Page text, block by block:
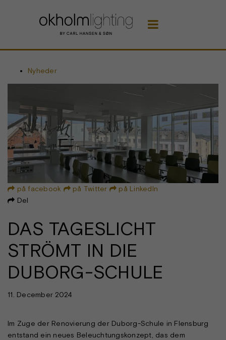

Nyheder
 på facebook på Twitter  på LinkedIn
 Del
DAS TAGESLICHT
STRÖMT IN DIE
DUBORG-SCHULE
11. December 2024
Im Zuge der Renovierung der Duborg-Schule in Flensburg
entstand ein neues Beleuchtungskonzept, das dem